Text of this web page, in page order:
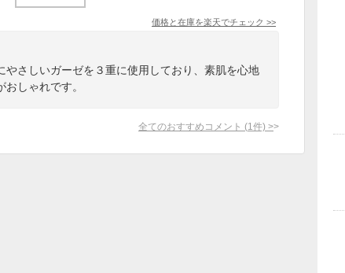
価格と在庫を楽天でチェック >>
やさしいガーゼを３重に使用しており、素肌を心地
しゃれです。
全てのおすすめコメント (1 件) >